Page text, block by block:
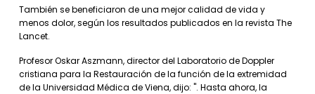
También se beneficiaron de una mejor calidad de vida y
menos dolor, según los resultados publicados en la revista The
Lancet.
Profesor Oskar Aszmann, director del Laboratorio de Doppler
cristiana para la Restauración de la función de la extremidad
de la Universidad Médica de Viena, dijo: ". Hasta ahora, la